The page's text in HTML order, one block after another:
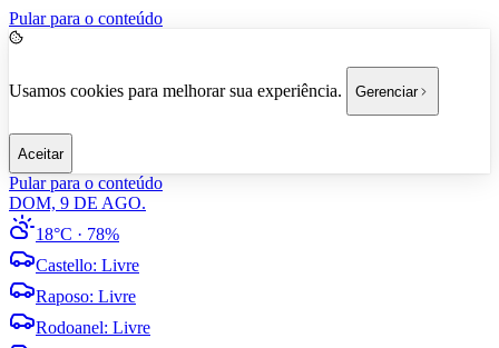
Pular para o conteúdo
Usamos cookies para melhorar sua experiência. Gerenciar
Aceitar
Pular para o conteúdo
DOM, 9 DE AGO.
18°C · 78%
Castello: Livre
Raposo: Livre
Rodoanel: Livre